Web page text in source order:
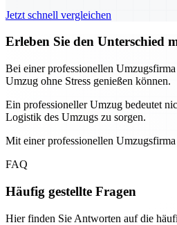
Jetzt schnell vergleichen
Erleben Sie den Unterschied
Bei einer professionellen
Umzug ohne Stress genießen können.
Ein professioneller Umzug bedeutet
Logistik des Umzugs zu sorgen.
Mit einer professionellen
FAQ
Häufig gestellte Fragen
Hier finden Sie Antworten auf die